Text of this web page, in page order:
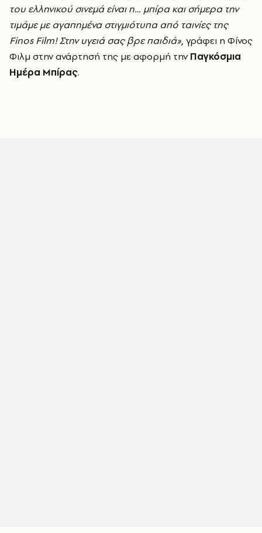
του ελληνικού σινεμά είναι η… μπίρα και σήμερα την
τιμάμε με αγαπημένα στιγμιότυπα από ταινίες της
Finos Film! Στην υγειά σας βρε παιδιά», γράφει η Φίνος
Φιλμ στην ανάρτησή της με αφορμή την Παγκόσμια
Ημέρα Μπίρας.